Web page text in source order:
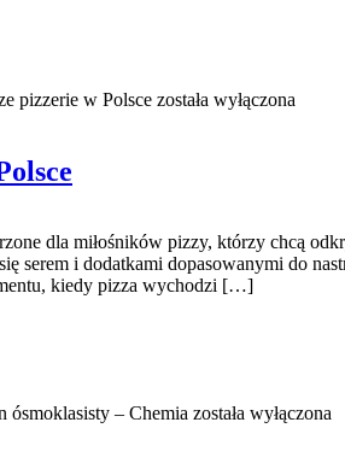
pizzerie w Polsce została wyłączona
dla miłośników pizzy, którzy chcą
serem i dodatkami dopasowanymi do
kiedy pizza wychodzi […]
ósmoklasisty – Chemia została wyłączona